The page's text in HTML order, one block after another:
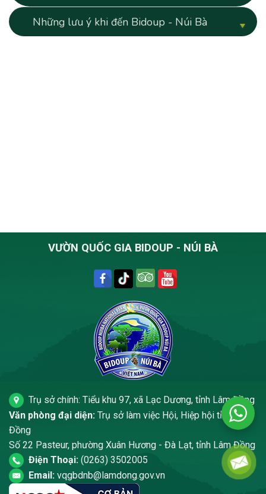
Những lưu ý khi đến Bidoup - Núi Bà
VƯỜN QUỐC GIA BIDOUP - NÚI BÀ
Trụ sở chính: Tiểu khu 97, xã Lạc Dương, tỉnh Lâm Đồng
Văn phòng đại diện: Trụ sở làm việc Hội, Hiệp hội tỉnh Lâm
Đồng
Số 22 Pasteur, phường Xuân Hương - Đà Lạt, tỉnh Lâm Đồng
Điện Thoại: (0263) 3502005
Email: vqgbdnb@lamdong.gov.vn